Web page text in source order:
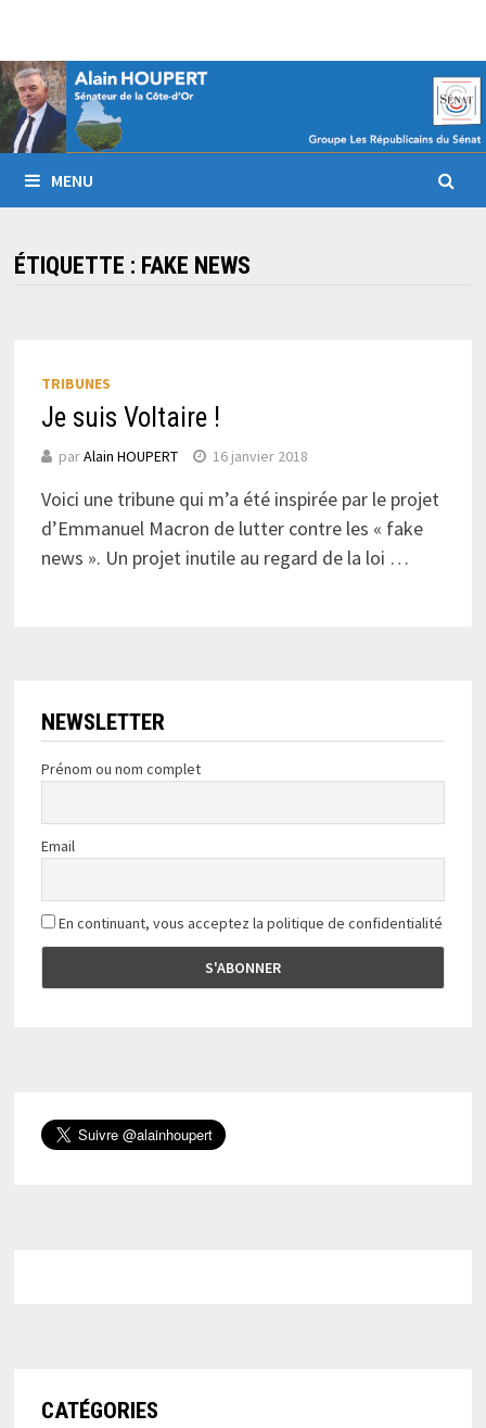
contenu
MENU
ÉTIQUETTE : FAKE NEWS
TRIBUNES
Je suis Voltaire !
parAlain HOUPERT 16 janvier 2018
Voici une tribune qui m’a été inspirée par le projet
d’Emmanuel Macron de lutter contre les « fake
news ». Un projet inutile au regard de la loi …
NEWSLETTER
Prénom ou nom complet
Email
En continuant, vous acceptez la politique de confidentialité
CATÉGORIES